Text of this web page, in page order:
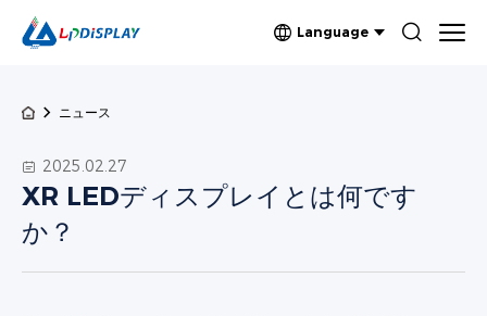
Language
ニュース
2025.02.27
XR LEDディスプレイとは何です
か？